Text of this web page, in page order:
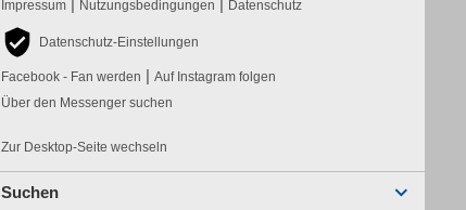
Impressum | Nutzungsbedingungen | Datenschutz
Datenschutz-Einstellungen
Facebook - Fan werden | Auf Instagram folgen
Über den Messenger suchen
Zur Desktop-Seite wechseln
Suchen